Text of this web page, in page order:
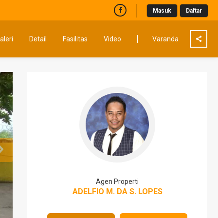
Masuk Daftar
Detail Fasilitas Video Varanda
Agen Properti
ADELFIO M. DA S. LOPES